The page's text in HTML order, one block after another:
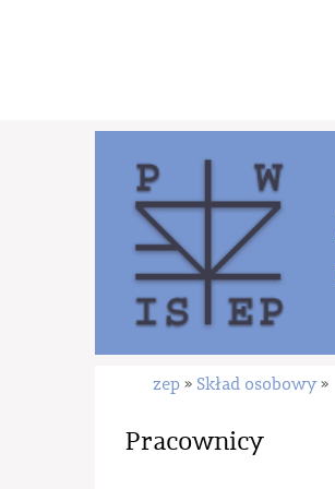
zep » Skład osobowy »
Pracownicy